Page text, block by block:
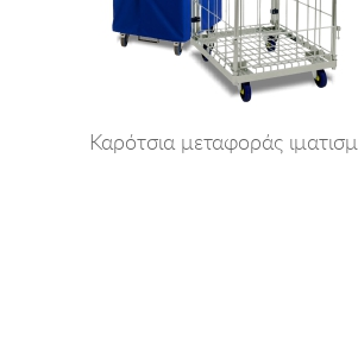
Καρότσια μεταφοράς